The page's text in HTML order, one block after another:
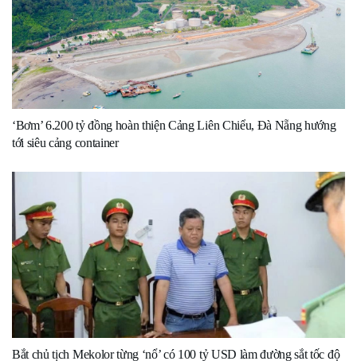
‘Bơm’ 6.200 tỷ đồng hoàn thiện Cảng Liên Chiểu, Đà Nẵng hướng
tới siêu cảng container
Bắt chủ tịch Mekolor từng ‘nổ’ có 100 tỷ USD làm đường sắt tốc độ